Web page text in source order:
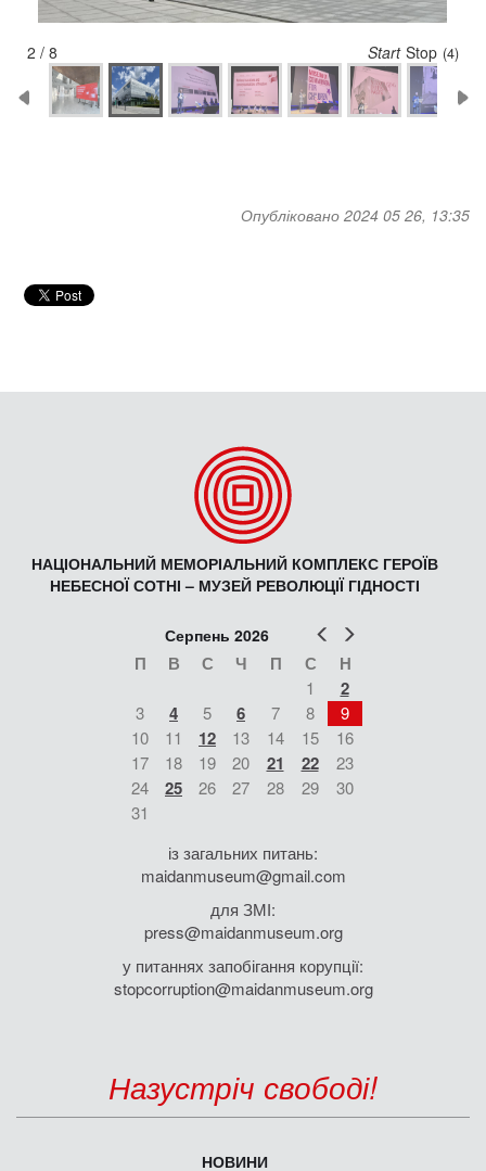
2 / 8 Start Stop (3)
Опубліковано 2024 05 26, 13:35
НАЦІОНАЛЬНИЙ МЕМОРІАЛЬНИЙ КОМПЛЕКС ГЕРОЇВ
НЕБЕСНОЇ СОТНІ – МУЗЕЙ РЕВОЛЮЦІЇ ГІДНОСТІ
Попер
Серпень 2026
П В С Ч П С Н
1 2
3 4 5 6 7 8
9
10
11 12 13 14 15
16
17
18 19 20 21 22
23
24
25 26 27 28 29
30
31
із загальних питань:
maidanmuseum@gmail.com
для ЗМІ:
press@maidanmuseum.org
у питаннях запобігання корупції:
stopcorruption@maidanmuseum.org
Назустріч свободі!
НОВИНИ